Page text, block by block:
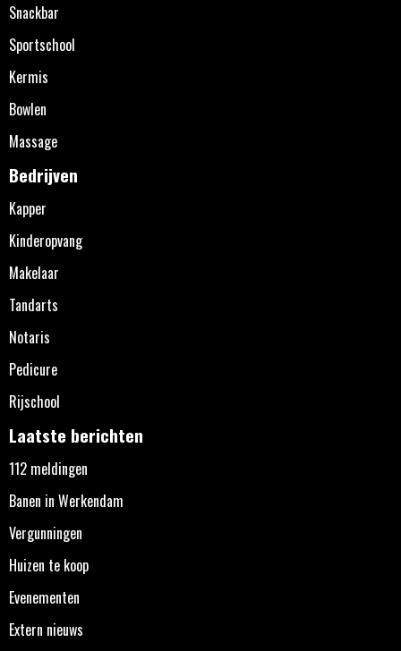
Snackbar
Sportschool
Kermis
Bowlen
Massage
Bedrijven
Kapper
Kinderopvang
Makelaar
Tandarts
Notaris
Pedicure
Rijschool
Laatste berichten
112 meldingen
Banen in Werkendam
Vergunningen
Huizen te koop
Evenementen
Extern nieuws